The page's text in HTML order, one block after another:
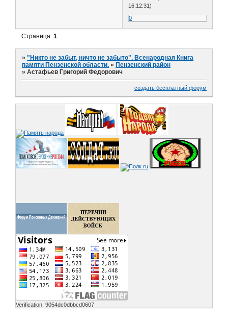
16:12:31)
0
Страница:1
»"Никто не забыт, ничто не забыто". Всенародная Книга
памяти Пензенской области. » Пензенский район
»Астафьев Григорий Федорович
создать бесплатный форум
Verification: 9054dc0dbbcd0607